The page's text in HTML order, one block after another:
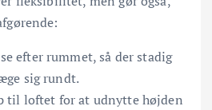
efter rummet, så der stadig
sig rundt.
til loftet for at udnytte højden